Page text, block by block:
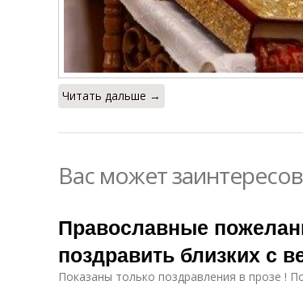
Читать дальше →
Вас может
Православные
поздравить близких с
Показаны только поздравления в прозе !